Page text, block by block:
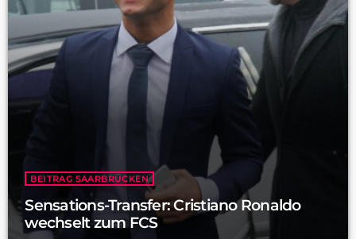
BEITRAG SAARBRÜCKEN
Sensations-Transfer: Cristiano Ronaldo
wechselt zum FCS